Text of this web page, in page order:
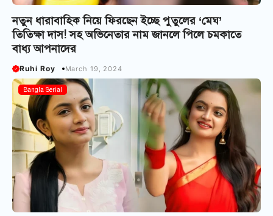
নতুন ধারাবাহিক নিয়ে ফিরছেন ইচ্ছে পুতুলের ‘মেঘ’
তিতিক্ষা দাস! সহ অভিনেতার নাম জানলে পিলে চমকাতে
বাধ্য আপনাদের
Ruhi Roy March 19, 2024
Bangla Serial